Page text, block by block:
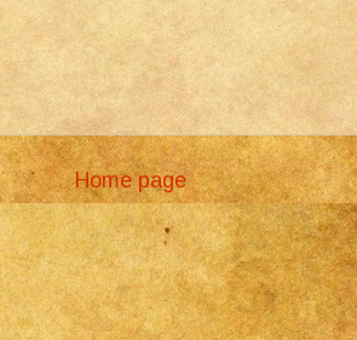
Home page